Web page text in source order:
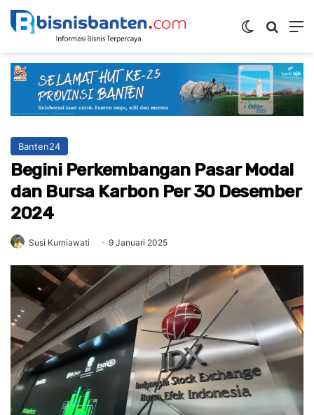
Switch skin
Banten24
Begini Perkembangan Pasar Modal
dan Bursa Karbon Per 30 Desember
2024
Susi Kurniawati 9 Januari 2025